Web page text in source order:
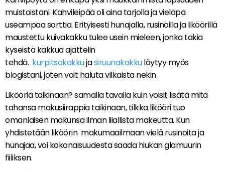
muistoistani. Kahvileipää oli aina tarjolla ja vieläpä
useampaa sorttia. Erityisesti hunajalla, rusinoilla ja liköörillä
maustettu kuivakakku tulee usein mieleen, jonka takia
kyseistä kakkua ajattelin
tehdä. kurpitsakakkujasiruunakakkulöytyy myös
blogistani, joten voit haluta vilkaista nekin.
Likööriä taikinaan? samalla tavalla kuin voisit lisätä mitä
tahansa makusiirappia taikinaan, tilkka likööri tuo
omanlaisen makunsa ilman liiallista makeutta. Kun
yhdistetään liköörin makumaailmaan vielä rusinoita ja
hunajaa, voi kokonaisuudesta saada hiukan glamuurin
fiiliksen.